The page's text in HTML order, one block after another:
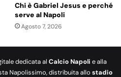
Chi è Gabriel Jesus e perché
serve al Napoli
Agosto 7, 2026
dedicata al Calcio Napoli e alla
Napolissimo, distribuita allo stadio